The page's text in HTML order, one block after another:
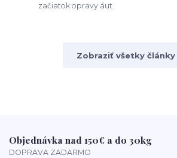
začiatok opravy áut.
Zobraziť všetky články
Objednávka nad 150€ a do 30kg
DOPRAVA ZADARMO